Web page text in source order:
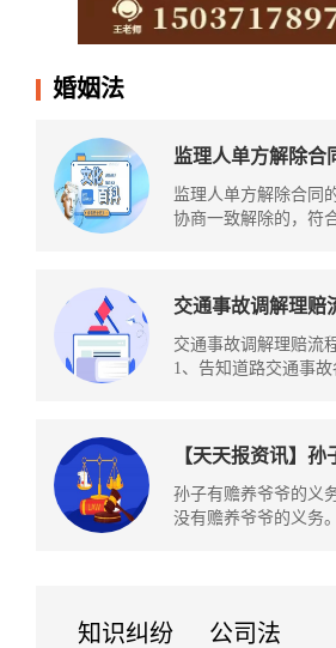
婚姻法
监理人单方解除合
哪些？解除合同时
监理人单方解除合同
协商一致解除的，符
交通事故调解理赔
的（交通事故调解
定）-最资讯
交通事故调解理赔流
1、告知道路交通事
【天天报资讯】孙
爷的义务吗？媳妇
具有赡养义务？
孙子有赡养爷爷的义
没有赡养爷爷的义务
知识纠纷 公司法